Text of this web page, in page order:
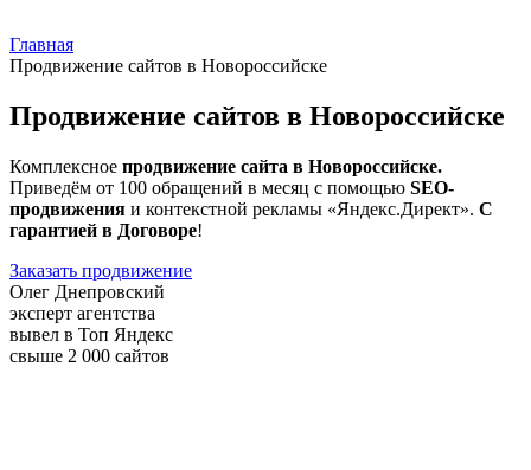
Главная
Продвижение сайтов в Новороссийске
Продвижение сайтов в Новороссийске
Комплексное продвижение сайта в Новороссийске.
Приведём от 100 обращений в месяц с помощью SEO-
продвижения и контекстной рекламы «Яндекс.Директ». С
гарантией в Договоре!
Заказать продвижение
Олег Днепровский
эксперт агентства
вывел в Топ Яндекс
свыше 2 000 сайтов